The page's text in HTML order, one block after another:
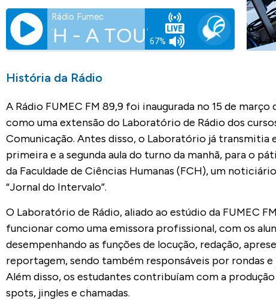
67%
Rádio Fumec
- A TOUT LE MONDE
História da Rádio
A Rádio FUMEC FM 89,9 foi inaugurada no 15 de março
como uma extensão do Laboratório de Rádio dos
Comunicação. Antes disso, o Laboratório já transmitia
primeira e a segunda aula do turno da manhã, para o
da Faculdade de Ciências Humanas (FCH), um
“Jornal do Intervalo”.
O Laboratório de Rádio, aliado ao estúdio da FUMEC
funcionar como uma emissora profissional, com os
desempenhando as funções de locução, redação,
reportagem, sendo também responsáveis por rondas e
Além disso, os estudantes contribuíam com a
spots, jingles e chamadas.